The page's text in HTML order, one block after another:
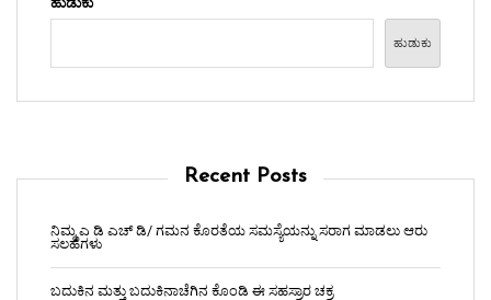
ಹುಡುಕು
Recent Posts
ನಿಮ್ಮ ಎ ಡಿ ಎಚ್ ಡಿ/ ಗಮನ ಕೊರತೆಯ ಸಮಸ್ಯೆಯನ್ನು ಸರಾಗ ಮಾಡಲು ಆರು
ಸಲಹೆಗಳು
ಬದುಕಿನ ಮತ್ತು ಬದುಕಿನಾಚೆಗಿನ ಕೊಂಡಿ ಈ ಸಹಸ್ರಾರ ಚಕ್ರ